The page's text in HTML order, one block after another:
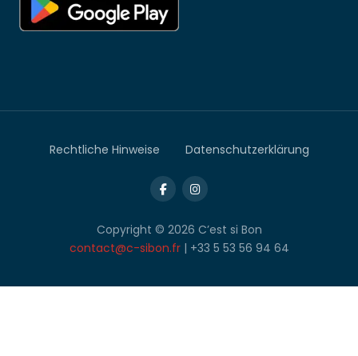
Copyright © 2026 C’est si Bon
contact@c-sibon.fr | +33 5 53 56 94 64
Rechtliche Hinweise Datenschutzerklärung